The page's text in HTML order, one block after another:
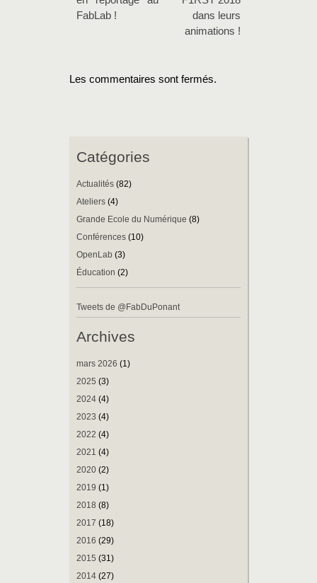
FabLab !
dans leurs
animations !
Les commentaires sont fermés.
Catégories
Actualités (82)
Ateliers (4)
Grande Ecole du Numérique (8)
Conférences (10)
OpenLab (3)
Éducation (2)
Tweets de @FabDuPonant
Archives
mars 2026 (1)
2025 (3)
2024 (4)
2023 (4)
2022 (4)
2021 (4)
2020 (2)
2019 (1)
2018 (8)
2017 (18)
2016 (29)
2015 (31)
2014 (27)